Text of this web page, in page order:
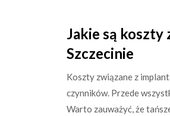
Jakie są
Szczecinie
Koszty związane z
czynników. Przede
Warto zauważyć, że